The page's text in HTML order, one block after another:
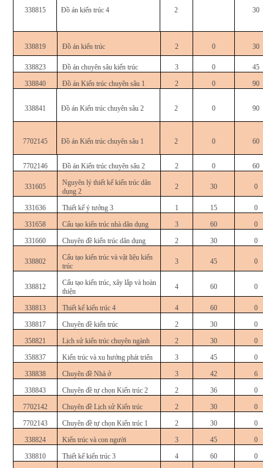
338815 Đồ án kiến trúc 4 2 30
338819 Đồ án kiến trúc 2 0 30
338823 Đồ án chuyên sâu kiến trúc 3 0
45
338840
Đồ án Kiến trúc chuyên sâu 1 2 0 90
338841 Đồ án Kiến trúc chuyên sâu 2 2 0 90
7702145 Đồ án Kiến trúc chuyên sâu 1 2 0 60
7702146 Đồ án Kiến trúc chuyên sâu 2 2 0 60
331605
Nguyên lý thiết kế kiến trúc dân
dụng 2
2 30 0
331636 Thiết kế ý tưởng 3 1 15
0
331658
Cấu tạo kiến trúc nhà dân dụng 3 60
0
331660
Chuyên đề kiến trúc dân dụng 2 30 0
338802
Cấu tạo kiến trúc và vật liệu kiến
trúc
3 45 0
338812
Cấu tạo kiến trúc, xây lắp và hoàn
thiện
4 60 0
338813 Thiết kế kiến trúc 4 4 60
0
338817
Chuyên đề kiến trúc 2 30
0
358821
Lịch sử kiến trúc chuyên ngành 2 30
0
358837
Kiến trúc và xu hướng phát triển 3 45
0
338838
Chuyên đề Nhà ở 3 42
6
338843
Chuyên đề tự chọn Kiến trúc 2 2 36
0
7702142
Chuyên đề Lịch sử Kiến trúc 2 30
0
7702143
Chuyên đề tự chọn Kiến trúc 1 2 30
0
338824
Kiến trúc và con người 3 45
0
338810
Thiết kế kiến trúc 3 4 60 0